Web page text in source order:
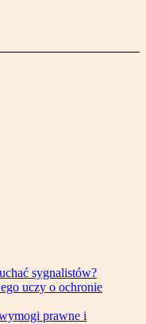
sygnalistów?
uczy o ochronie
prawne i